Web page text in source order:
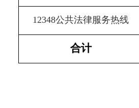
12348公共法律服务热线
合计